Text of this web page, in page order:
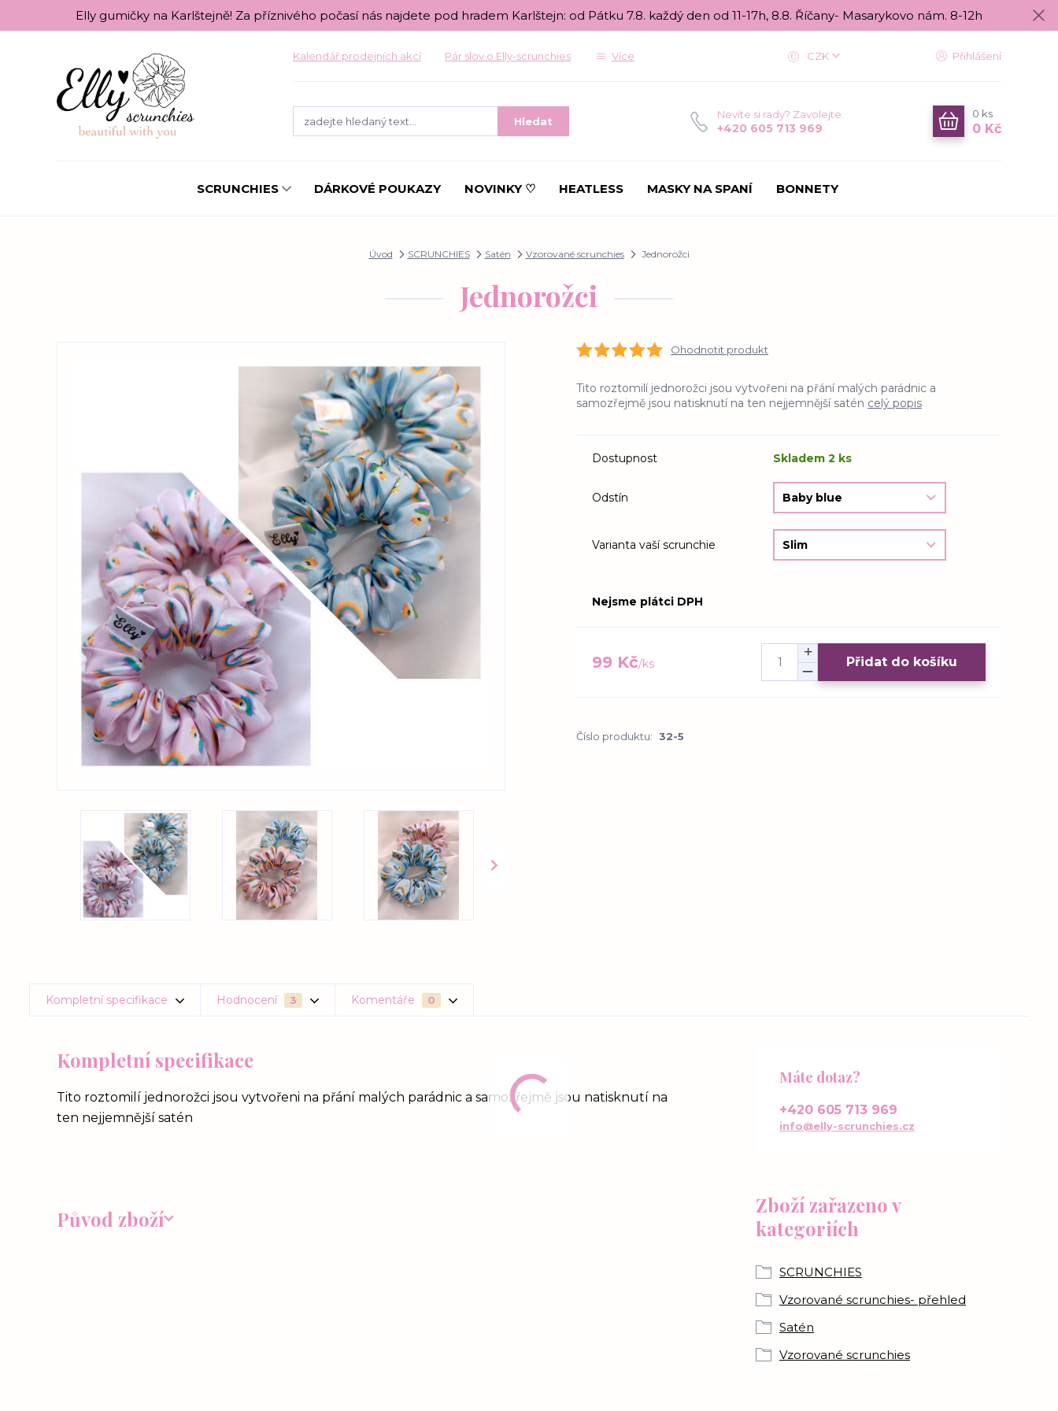
Elly gumičky na Karlštejně! Za příznivého počasí nás najdete pod hradem Karlštejn: od Pátku 7.8. každý den od 11-17h, 8.8. Říčany- Masarykovo nám. 8-12h
Kalendář prodejních akcí Pár slov o Elly-scrunchies Více CZK Přihlášení
Hledat
Nevíte si rady? Zavolejte.
+420 605 713 969
0 ks
0 Kč
SCRUNCHIES DÁRKOVÉ POUKAZY NOVINKY ♡ HEATLESS MASKY NA SPANÍ BONNETY
Úvod SCRUNCHIES Satén Vzorované scrunchies Jednorožci
Jednorožci
Ohodnotit produkt
Tito roztomilí jednorožci jsou vytvořeni na přání malých parádnic a
samozřejmě jsou natisknutí na ten nejjemnější satén celý popis
Dostupnost Skladem 2 ks
Odstín
Varianta vaší scrunchie
Nejsme plátci DPH
99 Kč/ks Přidat do košíku
Číslo produktu: 32-5
Kompletní specifikace Hodnocení 3 Komentáře 0
Kompletní specifikace
Tito roztomilí jednorožci jsou vytvořeni na přání malých parádnic a samozřejmě jsou natisknutí na
ten nejjemnější satén
Původ zboží
Zboží zařazeno v
kategoriích
SCRUNCHIES
Vzorované scrunchies- přehled
Satén
Vzorované scrunchies
Máte dotaz?
+420 605 713 969
info@elly-scrunchies.cz